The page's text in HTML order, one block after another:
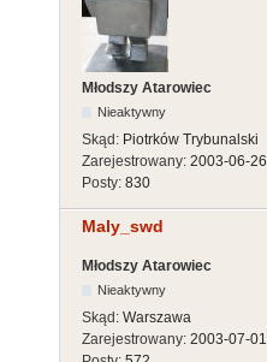
Młodszy Atarowiec
Nieaktywny
Skąd: Piotrków Trybunalski
Zarejestrowany: 2003-06-26
Posty: 830
Maly_swd
Młodszy Atarowiec
Nieaktywny
Skąd: Warszawa
Zarejestrowany: 2003-07-01